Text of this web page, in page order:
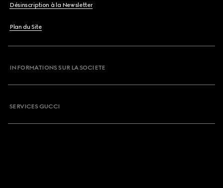
Désinscription à la Newsletter
Plan du Site
INFORMATIONS SUR LA SOCIETE
SERVICES GUCCI